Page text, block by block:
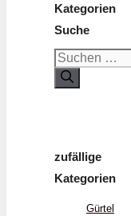
Kategorien
Suche
Suchen
nach:
zufällige
Kategorien
Gürtel